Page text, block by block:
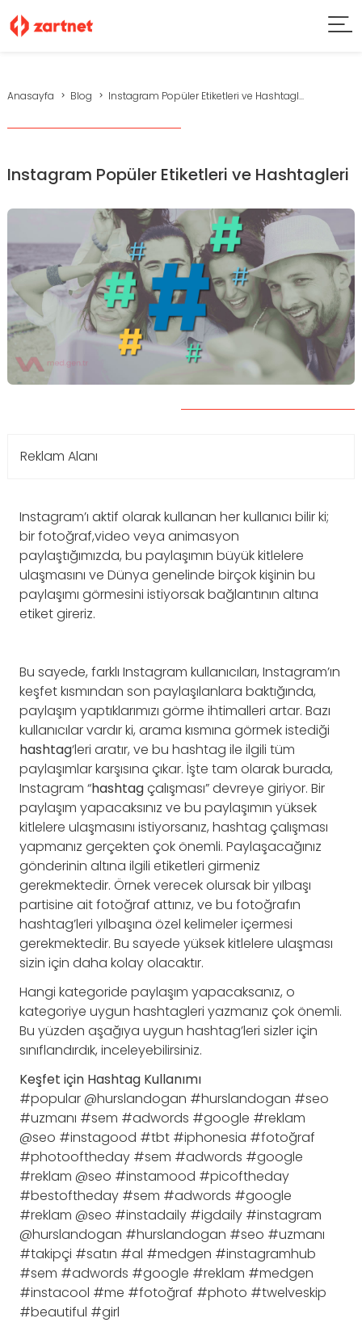
Anasayfa Blog Instagram Popüler Etiketleri ve Hashtagl...
Instagram Popüler Etiketleri ve Hashtagleri
Reklam Alanı
Instagram’ı aktif olarak kullanan her kullanıcı bilir ki;
bir fotoğraf,video veya animasyon
paylaştığımızda, bu paylaşımın büyük kitlelere
ulaşmasını ve Dünya genelinde birçok kişinin bu
paylaşımı görmesini istiyorsak bağlantının altına
etiket gireriz.
Bu sayede, farklı Instagram kullanıcıları, Instagram’ın
keşfet kısmından son paylaşılanlara baktığında,
paylaşım yaptıklarımızı görme ihtimalleri artar. Bazı
kullanıcılar vardır ki, arama kısmına görmek istediği
hashtag‘leri aratır, ve bu hashtag ile ilgili tüm
paylaşımlar karşısına çıkar. İşte tam olarak burada,
Instagram “hashtagçalışması” devreye giriyor. Bir
paylaşım yapacaksınız ve bu paylaşımın yüksek
kitlelere ulaşmasını istiyorsanız, hashtag çalışması
yapmanız gerçekten çok önemli. Paylaşacağınız
gönderinin altına ilgili etiketleri girmeniz
gerekmektedir. Örnek verecek olursak bir yılbaşı
partisine ait fotoğraf attınız, ve bu fotoğrafın
hashtag’leri yılbaşına özel kelimeler içermesi
gerekmektedir. Bu sayede yüksek kitlelere ulaşması
sizin için daha kolay olacaktır.
Hangi kategoride paylaşım yapacaksanız, o
kategoriye uygun hashtagleri yazmanız çok önemli.
Bu yüzden aşağıya uygun hashtag’leri sizler için
sınıflandırdık, inceleyebilirsiniz.
Keşfet için Hashtag Kullanımı
#popular @hurslandogan #hurslandogan #seo
#uzmanı #sem #adwords #google #reklam
@seo #instagood #tbt #iphonesia #fotoğraf
#photooftheday #sem #adwords #google
#reklam @seo #instamood #picoftheday
#bestoftheday #sem #adwords #google
#reklam @seo #instadaily #igdaily #instagram
@hurslandogan #hurslandogan #seo #uzmanı
#takipçi #satın #al #medgen #instagramhub
#sem #adwords #google #reklam #medgen
#instacool #me #fotoğraf #photo #twelveskip
#beautiful #girl